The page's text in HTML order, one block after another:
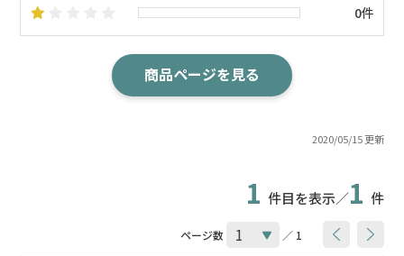
2020/05/15 更新
0件
商品ページを見る
1 件目を表示／1 件
ページ数 ／ 1